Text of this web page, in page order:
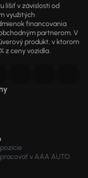
líšiť v závislosti od
využitých
financovania
partnerom. V
produkt, v ktorom
z ceny vozidla.
v AAA AUTO